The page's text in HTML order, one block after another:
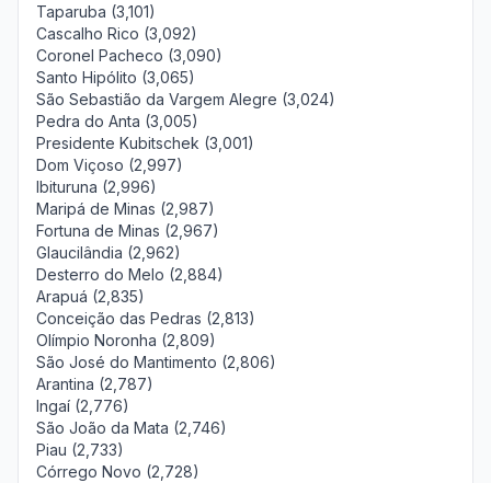
Taparuba (3,101)
Cascalho Rico (3,092)
Coronel Pacheco (3,090)
Santo Hipólito (3,065)
São Sebastião da Vargem Alegre (3,024)
Pedra do Anta (3,005)
Presidente Kubitschek (3,001)
Dom Viçoso (2,997)
Ibituruna (2,996)
Maripá de Minas (2,987)
Fortuna de Minas (2,967)
Glaucilândia (2,962)
Desterro do Melo (2,884)
Arapuá (2,835)
Conceição das Pedras (2,813)
Olímpio Noronha (2,809)
São José do Mantimento (2,806)
Arantina (2,787)
Ingaí (2,776)
São João da Mata (2,746)
Piau (2,733)
Córrego Novo (2,728)